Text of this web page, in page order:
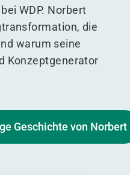
WDP. Norbert
die
warum seine
Konzeptgenerator
Geschichte von Norbert